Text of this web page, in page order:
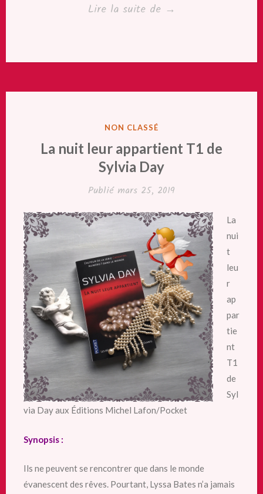
Lire la suite de « Boss
Vi
→
PUBLIÉ
NON CLASSÉ
La nuit leur appartient T1 de
Sylvia Day
Publié mars 25, 2019
La
nui
t
leu
r
ap
par
tie
nt
T1
de
Syl
via Day aux Éditions Michel Lafon/Pocket
Synopsis :
Ils ne peuvent se rencontrer que dans le monde
évanescent des rêves. Pourtant, Lyssa Bates n’a jamais